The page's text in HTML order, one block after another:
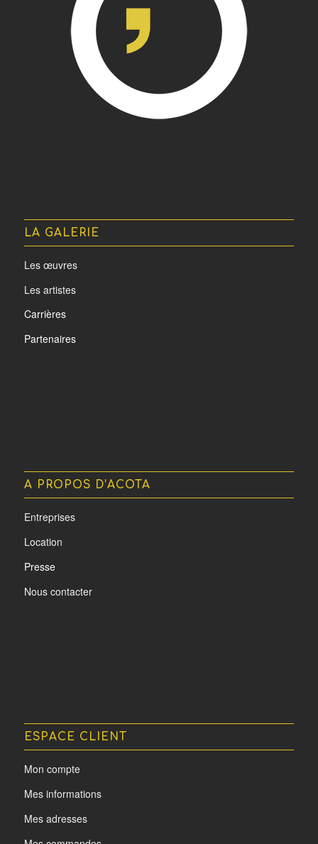
LA GALERIE
Les œuvres
Les artistes
Carrières
Partenaires
A PROPOS D’ACOTA
Entreprises
Location
Presse
Nous contacter
ESPACE CLIENT
Mon compte
Mes informations
Mes adresses